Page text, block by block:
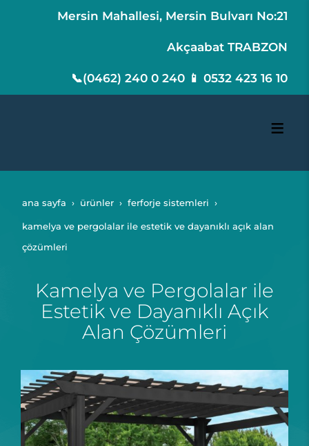
Mersin Mahallesi, Mersin Bulvarı No:21
Akçaabat TRABZON
📞(0462) 240 0 240 📱 0532 423 16 10
ana sayfa ürünler ferforje sistemleri
kamelya ve pergolalar ile estetik ve dayanıklı açık alan
çözümleri
Kamelya ve Pergolalar ile
Estetik ve Dayanıklı Açık
Alan Çözümleri